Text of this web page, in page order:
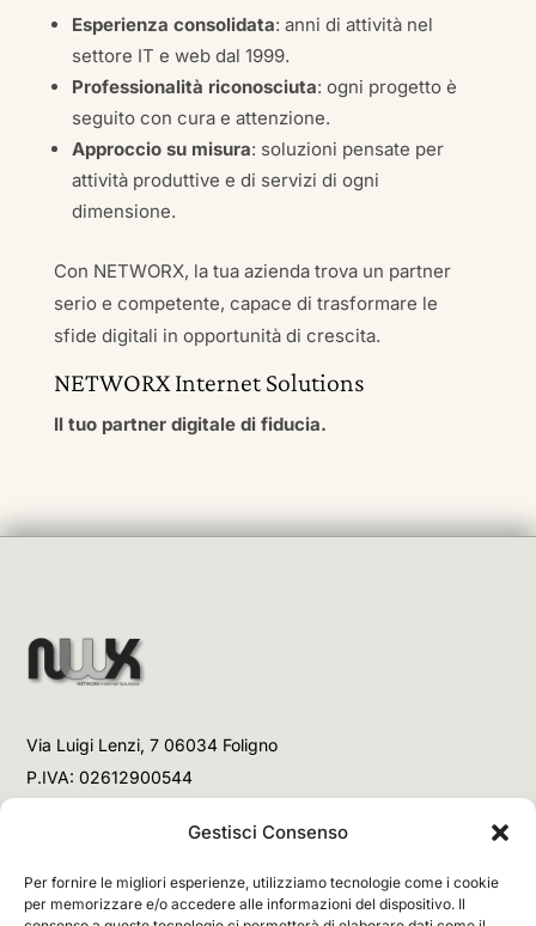
Gestisci Consenso
Per fornire le migliori esperienze, utilizziamo tecnologie come i cookie
per memorizzare e/o accedere alle informazioni del dispositivo. Il
Esperienza consolidata: anni di attività nel
settore IT e web dal 1999.
Professionalità riconosciuta: ogni progetto è
seguito con cura e attenzione.
Approccio su misura: soluzioni pensate per
attività produttive e di servizi di ogni
dimensione.
Con NETWORX, la tua azienda trova un partner
serio e competente, capace di trasformare le
sfide digitali in opportunità di crescita.
NETWORX Internet Solutions
Il tuo partner digitale di fiducia.
Via Luigi Lenzi, 7 06034 Foligno
P.IVA: 02612900544
+39 3477853708 (Chiamata)